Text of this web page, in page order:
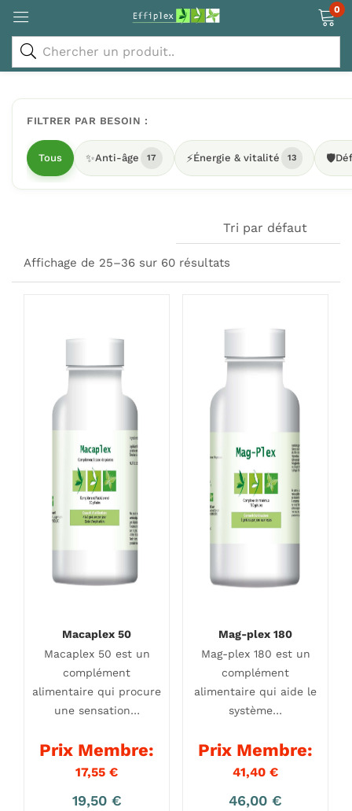
0
FILTRER PAR BESOIN :
Tous ✨Anti-âge 17 ⚡Énergie & vitalité 13 🛡️
Affichage de 25–36 sur 60 résultats
Tri par défaut
Macaplex 50
Macaplex 50 est un
complément
alimentaire qui procure
une sensation…
Prix Membre:
17,55 €
19,50 €
Mag-plex 180
Mag-plex 180 est un
complément
alimentaire qui aide le
système…
Prix Membre:
41,40 €
46,00 €